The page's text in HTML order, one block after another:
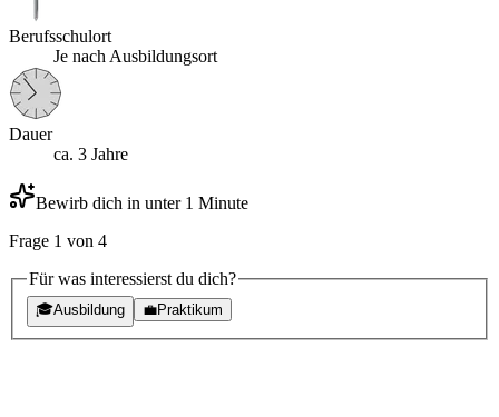
Berufsschulort
Je nach Ausbildungsort
Dauer
ca. 3 Jahre
Bewirb dich in unter 1 Minute
Frage 1 von 4
Für was interessierst du dich?
🎓Ausbildung 💼Praktikum